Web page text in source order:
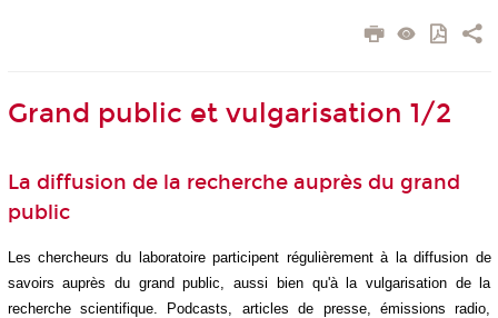
Grand public et vulgarisation 1/2
La diffusion de la recherche auprès du grand
public
Les chercheurs du laboratoire participent régulièrement à la diffusion de
savoirs auprès du grand public, aussi bien qu'à la vulgarisation de la
recherche scientifique. Podcasts, articles de presse, émissions radio,